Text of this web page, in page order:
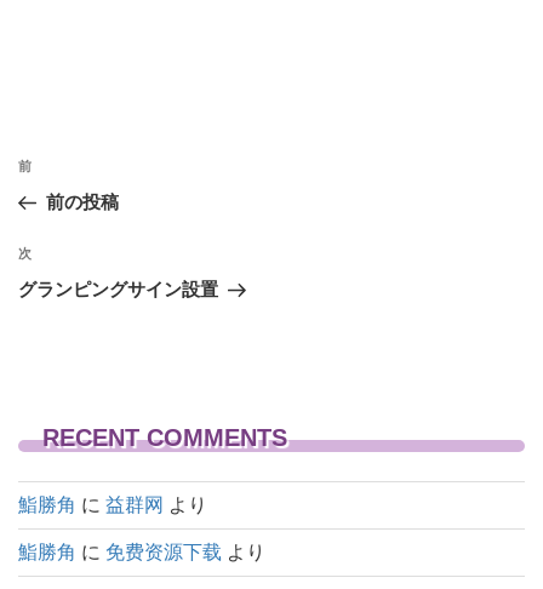
投
稿
ナ
ビ
ョ
ン
前
の
稿
前
前の投稿
次
の
次
グランピングサイン設置
RECENT COMMENTS
鮨勝角 に 益群网 より
鮨勝角 に 免费资源下载 より